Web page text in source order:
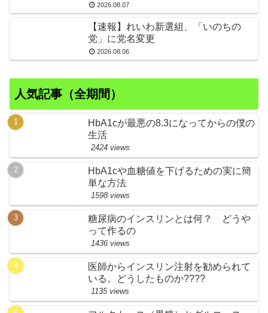
2026.08.07
【速報】れいわ新選組、「いのちの
党」に党名変更
2026.08.06
人気記事（全期間）
HbA1cが最悪の8.3になってからの僕の
生活
2424 views
HbA1cや血糖値を下げるための実に簡
単な方法
1598 views
糖尿病のインスリンとは何？ どうや
って作るの
1436 views
医師からインスリン注射を勧められて
いる。どうしたものか????
1135 views